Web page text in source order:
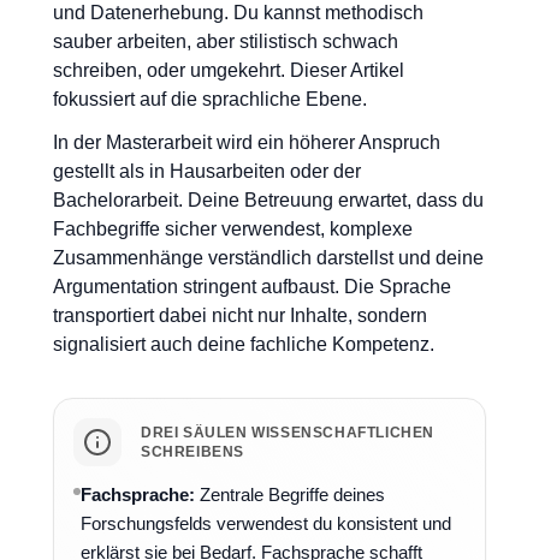
und Datenerhebung. Du kannst methodisch
sauber arbeiten, aber stilistisch schwach
schreiben, oder umgekehrt. Dieser Artikel
fokussiert auf die sprachliche Ebene.
In der Masterarbeit wird ein höherer Anspruch
gestellt als in Hausarbeiten oder der
Bachelorarbeit. Deine Betreuung erwartet, dass du
Fachbegriffe sicher verwendest, komplexe
Zusammenhänge verständlich darstellst und deine
Argumentation stringent aufbaust. Die Sprache
transportiert dabei nicht nur Inhalte, sondern
signalisiert auch deine fachliche Kompetenz.
DREI SÄULEN WISSENSCHAFTLICHEN
SCHREIBENS
Fachsprache: Zentrale Begriffe deines
Forschungsfelds verwendest du konsistent und
erklärst sie bei Bedarf. Fachsprache schafft